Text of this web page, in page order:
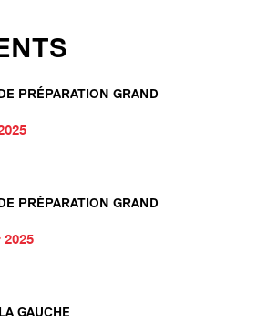
PRÉPARATION GRAND
PRÉPARATION GRAND
2025
GAUCHE